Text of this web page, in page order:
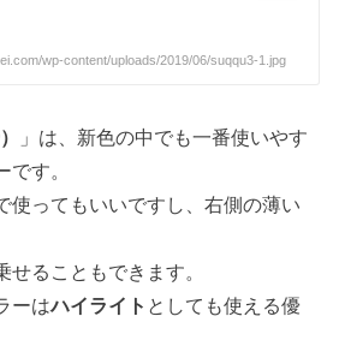
wp-content/uploads/2019/06/suqqu3-1.jpg
」は、新色の中でも一番使いやす
す。
使ってもいいですし、右側の薄い
せることもできます。
ーはハイライト としても使える優